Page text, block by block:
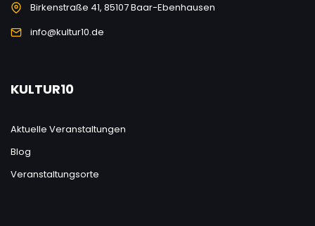
Birkenstraße 41, 85107 Baar-Ebenhausen
info@kultur10.de
KULTUR10
Aktuelle Veranstaltungen
Blog
Veranstaltungsorte